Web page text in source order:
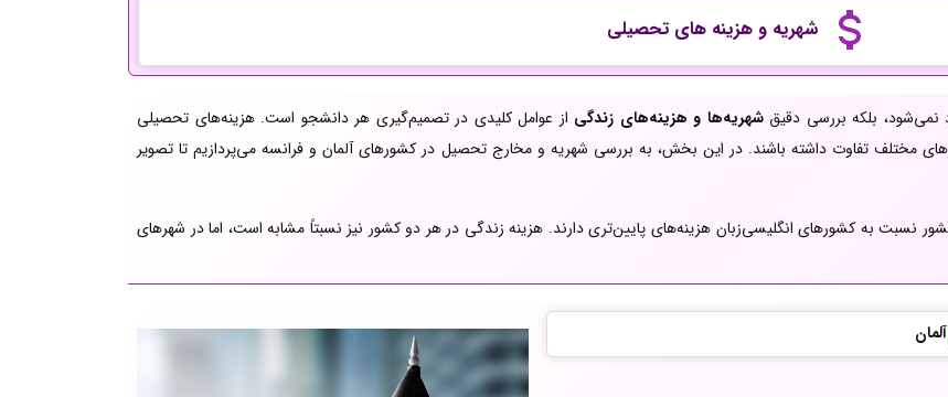
شهریه و هزینه های تحصیلی
نمی‌شود، بلکه بررسی دقیقشهریه‌ها و هزینه‌های زندگی از عوامل کلیدی در تصمیم‌گیری هر دانشجو است. هزینه‌های تحصیلی
مختلف تفاوت داشته باشند. در این بخش، به بررسی شهریه و مخارج تحصیل در کشورهای آلمان و فرانسه می‌پردازیم تا تصویر
نسبت به کشورهای انگلیسی‌زبان هزینه‌های پایین‌تری دارند. هزینه زندگی در هر دو کشور نیز نسبتاً مشابه است، اما در شهرهای
آلمان